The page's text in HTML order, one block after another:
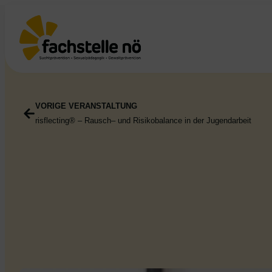
VORIGE VERANSTALTUNG
risflecting® – Rausch– und Risikobalance in der Jugendarbeit